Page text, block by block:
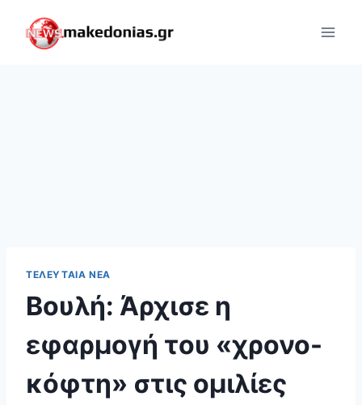
content
ΤΕΛΕΥΤΑΊΑ ΝΈΑ
Βουλή: Άρχισε η
εφαρμογή του «χρονο-
κόφτη» στις ομιλίες